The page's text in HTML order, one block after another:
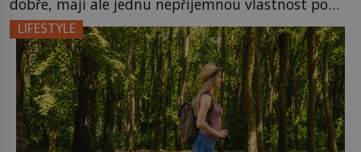
dobře, mají ale jednu nepříjemnou vlastnost po
chvíli se rozmáčejí a nápoji dodávají travnatou
příchuť. Právě tahle drobná nepříjemnost přivede
amerického výrobce cigaretových náustků k
nápadu, který změní způsob pití po celém […]
LIFESTYLE